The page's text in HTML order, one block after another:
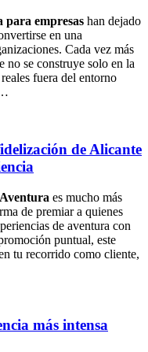
para empresas han dejado
en una
Cada vez más
no se construye solo en la
fuera del entorno
de Alicante
es mucho más
de premiar a quienes
de aventura con
puntual, este
tu recorrido como cliente,
más intensa